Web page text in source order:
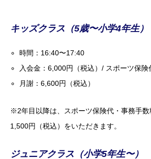
キッズクラス（5歳〜小学4年生）
時間：16:40〜17:40
入会金：6,000円（税込）/ スポーツ保
月謝：6,600円（税込）
※2年目以降は、スポーツ保険代・事務手数
1,500円（税込）をいただきます。
ジュニアクラス（小学5年生〜）